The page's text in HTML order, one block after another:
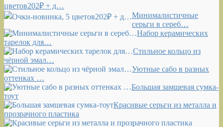
цветов202₽ + д…
Минималистичные
серьги в сереб…
Набор керамических
тарелок для…
Стильное кольцо из
чёрной эмал…
Уютные сабо в разных
оттенках …
Большая замшевая сумка-
тоут
Красивые серьги из металла и
прозрачного пластика